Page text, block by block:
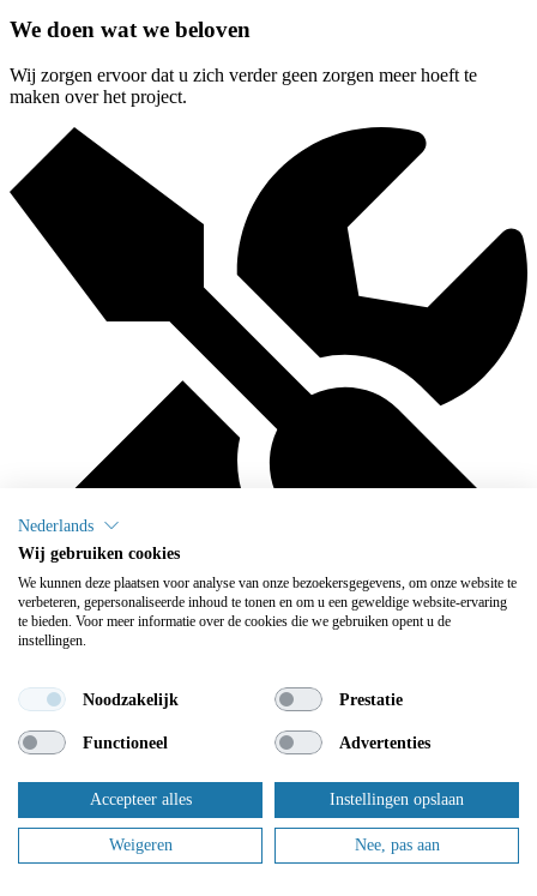
We doen wat we beloven
Wij zorgen ervoor dat u zich verder geen zorgen meer hoeft te
maken over het project.
We onderhouden
Flowplus zorgt ervoor dat u zich geen zorgen meer hoeft te maken
over het onderhoud: daar zorgen wij voor.
Dit zijn slechts enkele van onze tevreden klanten.
Nederlands
Wij gebruiken cookies
We kunnen deze plaatsen voor analyse van onze bezoekersgegevens, om onze website te
verbeteren, gepersonaliseerde inhoud te tonen en om u een geweldige website-ervaring
te bieden. Voor meer informatie over de cookies die we gebruiken opent u de
instellingen.
Noodzakelijk Prestatie
Functioneel Advertenties
Accepteer alles Instellingen opslaan
Weigeren Nee, pas aan